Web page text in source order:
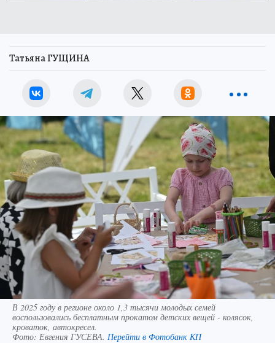
Татьяна ГУЩИНА
В 2025 году в регионе около 1,3 тысячи молодых семей
воспользовались бесплатным прокатом детских вещей - колясок,
кроваток, автокресел.
Фото: Евгения ГУСЕВА. Перейти в Фотобанк КП